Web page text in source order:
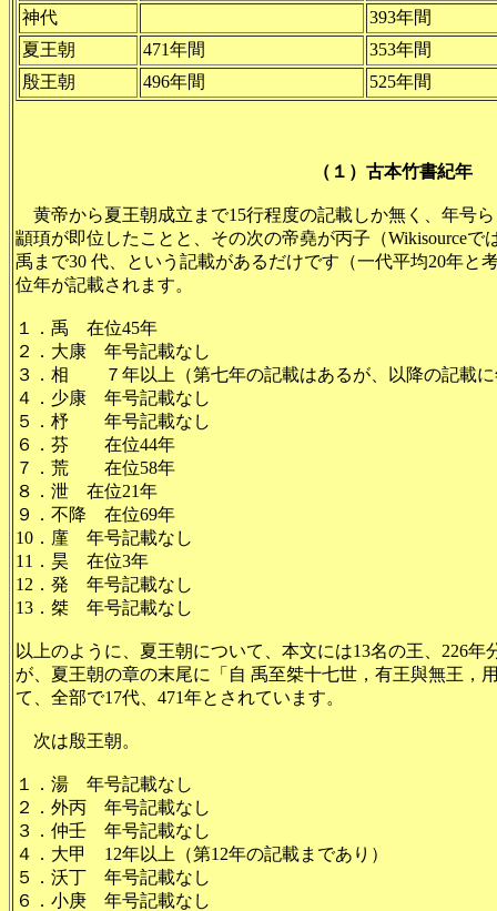
神代
393年間
夏王朝
471年間
353年間
殷王朝
496年間 525年間
（１）古本竹書紀年
黄帝から夏王朝成立まで15行程度の記載しか無く、年号
顓頊が即位したことと、その次の帝堯が丙子（Wikisource
禹まで30 代、という記載があるだけです（一代平均20年と
位年が記載されます。
１．禹 在位45年
２．大康 年号記載なし
３．相 ７年以上（第七年の記載はあるが、以降の記載に
４．少康 年号記載なし
５．杼 年号記載なし
６．芬 在位44年
７．荒 在位58年
８．泄 在位21年
９．不降 在位69年
10．廑 年号記載なし
11．昊 在位3年
12．発 年号記載なし
13．桀 年号記載なし
以上のように、夏王朝について、本文には13名の王、226
が、夏王朝の章の末尾に「自 禹至桀十七世，有王與無王，
て、全部で17代、471年とされています。
次は殷王朝。
１．湯 年号記載なし
２．外丙 年号記載なし
３．仲壬 年号記載なし
４．大甲 12年以上（第12年の記載まであり）
５．沃丁 年号記載なし
６．小庚 年号記載なし